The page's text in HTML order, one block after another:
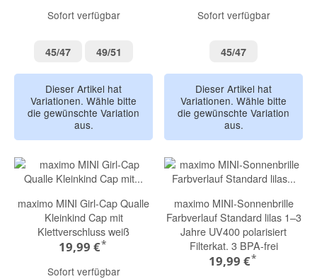
Sofort verfügbar
45/4745/47 49/51
Dieser Artikel hat
Variationen. Wähle bitte
die gewünschte Variation
aus.
Sofort verfügbar
45/4745/47
Dieser Artikel hat
Variationen. Wähle bitte
die gewünschte Variation
aus.
maximo MINI Girl-Cap Qualle
Kleinkind Cap mit
Klettverschluss weiß
19,99 €*
Sofort verfügbar
maximo MINI-Sonnenbrille
Farbverlauf Standard lilas 1–3
Jahre UV400 polarisiert
Filterkat. 3 BPA-frei
19,99 €*